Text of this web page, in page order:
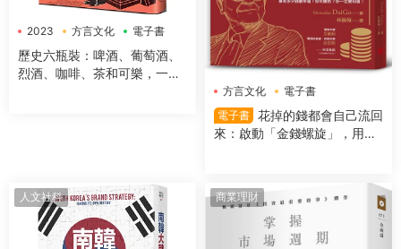
2023 方言文化 電子書
歷史六瓶裝：啤酒、葡萄酒、
烈酒、咖啡、茶和可樂，一字
方言文化
電子書
電子書 花掉的錢都會自己流回
來：啟動「金錢螺旋」，用錢
人文社科 商業理財